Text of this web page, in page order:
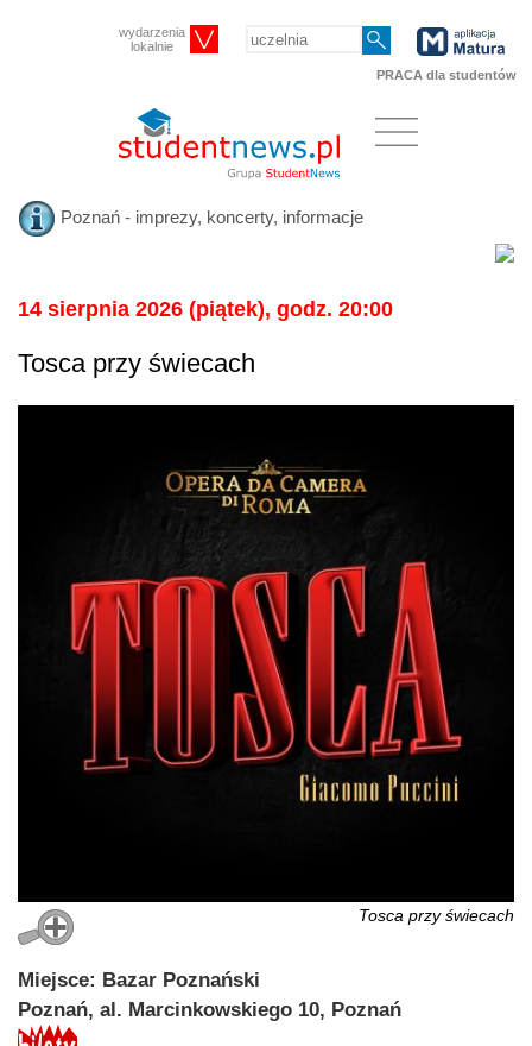
wydarzenia
lokalnie
PRACA dla studentów
Poznań - imprezy, koncerty, informacje
14 sierpnia 2026 (piątek), godz. 20:00
Tosca przy świecach
Tosca przy świecach
Miejsce: Bazar Poznański
Poznań, al. Marcinkowskiego 10, Poznań